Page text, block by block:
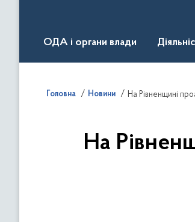
ОДА і органи влади
Головна Новини На Рівненщині
На